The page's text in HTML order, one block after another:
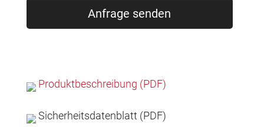
Anfrage senden
Produktbeschreibung (PDF)
Sicherheitsdatenblatt (PDF)